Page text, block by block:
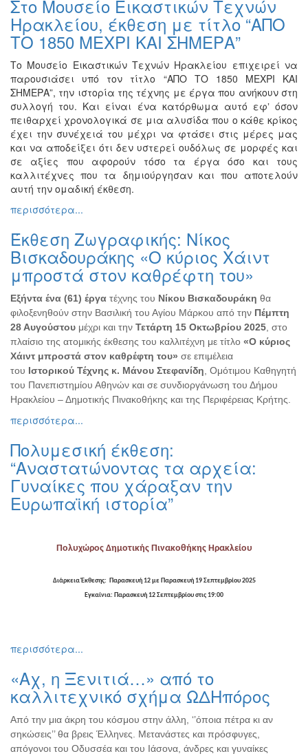
Ζωγραφική
Φωτογραφία
Τραγούδι
Μουσική
Κινηματογράφος
Χορός
Θέατρο
Παζάρι
Ειδών
Συνέδρια
Ημερίδες
Διημερίδες
Σεμινάρια-
Διαλέξεις-
Διάφορες
Εκθέσεις
Εκδηλώσεις
για
Παιδιά
Άλλες
Εκδηλώσεις
ΤΟΠΟΣ
ΜΑΣ
Στο Μουσείο Εικαστικών Τεχνών
Ηρακλείου, έκθεση με τίτλο “ΑΠΟ
ΤΟ 1850 ΜΕΧΡΙ ΚΑΙ ΣΗΜΕΡΑ”
Το Μουσείο Εικαστικών Τεχνών Ηρακλείου επιχειρεί να
παρουσιάσει υπό τον τίτλο “ΑΠΟ ΤΟ 1850 ΜΕΧΡΙ ΚΑΙ
ΣΗΜΕΡΑ”, την ιστορία της τέχνης με έργα που ανήκουν στη
συλλογή του. Και είναι ένα κατόρθωμα αυτό εφʼ όσον
πειθαρχεί χρονολογικά σε μια αλυσίδα που ο κάθε κρίκος
έχει την συνέχειά του μέχρι να φτάσει στις μέρες μας
και να αποδείξει ότι δεν υστερεί ουδόλως σε μορφές και
σε αξίες που αφορούν τόσο τα έργα όσο και τους
καλλιτέχνες που τα δημιούργησαν και που αποτελούν
αυτή την ομαδική έκθεση.
περισσότερα...
Έκθεση Ζωγραφικής: Νίκος
Βισκαδουράκης «Ο κύριος Χάιντ
μπροστά στον καθρέφτη του»
Εξήντα ένα (61) έργα τέχνης του Νίκου Βισκαδουράκη θα
φιλοξενηθούν στην Βασιλική του Αγίου Μάρκου από την Πέμπτη
28 Αυγούστου μέχρι και την Τετάρτη 15 Οκτωβρίου 2025 , στο
πλαίσιο της ατομικής έκθεσης του καλλιτέχνη με τίτλο «Ο κύριος
Χάιντ μπροστά στον καθρέφτη του» σε επιμέλεια
του Ιστορικού Τέχνης κ. Μάνου Στεφανίδη , Ομότιμου Καθηγητή
του Πανεπιστημίου Αθηνών και σε συνδιοργάνωση του Δήμου
Ηρακλείου – Δημοτικής Πινακοθήκης και της Περιφέρειας Κρήτης.
περισσότερα...
Πολυμεσική έκθεση:
“Αναστατώνοντας τα αρχεία:
Γυναίκες που χάραξαν την
Ευρωπαϊκή ιστορία”
Πολυχώρος Δημοτικής Πινακοθήκης Ηρακλείου
Διάρκεια Έκθεσης: Παρασκευή 12 με Παρασκευή 19 Σεπτεμβρίου 2025
Εγκαίνια: Παρασκευή 12 Σεπτεμβρίου στις 19:00
περισσότερα...
«Αχ, η Ξενιτιά…» από το
καλλιτεχνικό σχήμα ΩΔΗπόρος
Από την μια άκρη του κόσμου στην άλλη, ‘’όποια πέτρα κι αν
σηκώσεις’’ θα βρεις Έλληνες. Μετανάστες και πρόσφυγες,
απόγονοι του Οδυσσέα και του Ιάσονα, άνδρες και γυναίκες